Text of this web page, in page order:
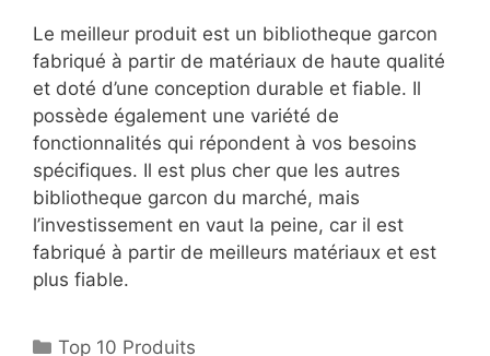
Le meilleur produit est un bibliotheque garcon
fabriqué à partir de matériaux de haute qualité
et doté d’une conception durable et fiable. Il
possède également une variété de
fonctionnalités qui répondent à vos besoins
spécifiques. Il est plus cher que les autres
bibliotheque garcon du marché, mais
l’investissement en vaut la peine, car il est
fabriqué à partir de meilleurs matériaux et est
plus fiable.
Top 10 Produits